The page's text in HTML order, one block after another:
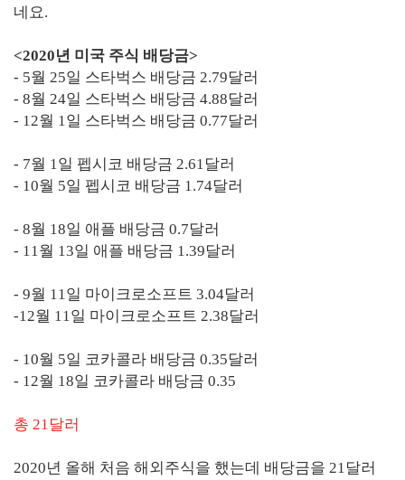
네요.
<2020년 미국 주식 배당금>
- 5월 25일 스타벅스 배당금 2.79달러
- 8월 24일 스타벅스 배당금 4.88달러
- 12월 1일 스타벅스 배당금 0.77달러
- 7월 1일 펩시코 배당금 2.61달러
- 10월 5일 펩시코 배당금 1.74달러
- 8월 18일 애플 배당금 0.7달러
- 11월 13일 애플 배당금 1.39달러
- 9월 11일 마이크로소프트 3.04달러
-12월 11일 마이크로소프트 2.38달러
- 10월 5일 코카콜라 배당금 0.35달러
- 12월 18일 코카콜라 배당금 0.35
총 21달러
2020년 올해 처음 해외주식을 했는데 배당금을 21달러